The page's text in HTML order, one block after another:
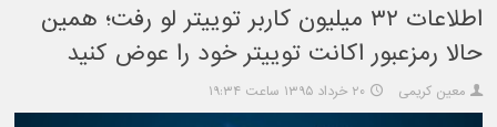
اطلاعات ۳۲ میلیون کاربر توییتر لو رفت؛ همین
حالا رمزعبور اکانت توییتر خود را عوض کنید
معین کریمی ۲۰ خرداد ۱۳۹۵ ساعت ۱۹:۳۴